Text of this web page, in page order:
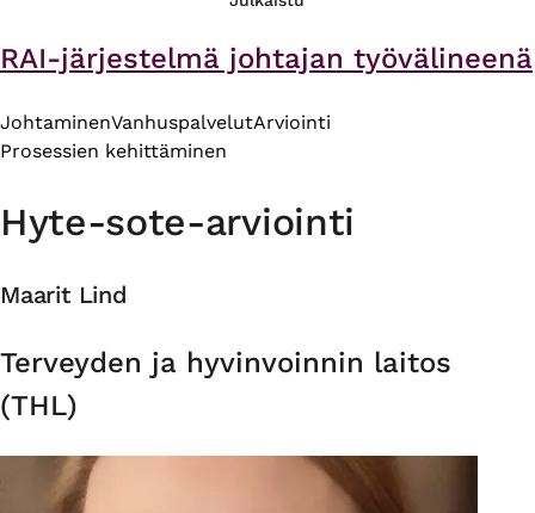
RAI-järjestelmä johtajan työvälineenä
JohtaminenVanhuspalvelutArviointi
Prosessien kehittäminen
Hyte-sote-arviointi
Maarit Lind
Organisaatio
Terveyden ja hyvinvoinnin laitos
(THL)